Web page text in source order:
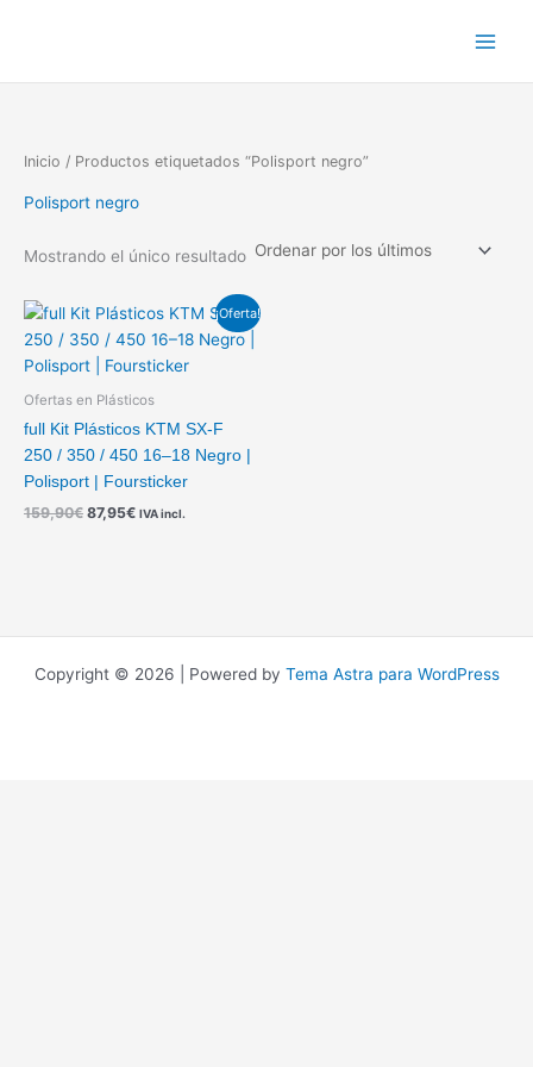
Inicio / Productos etiquetados “Polisport negro”
Polisport negro
Mostrando el único resultado
¡Oferta!
Ofertas en Plásticos
full Kit Plásticos KTM SX-F
250 / 350 / 450 16–18 Negro |
Polisport | Foursticker
159,90€
El
original
era:
87,95€
El
actual
es:
IVA incl.
Copyright © 2026 | Powered by Tema Astra para WordPress